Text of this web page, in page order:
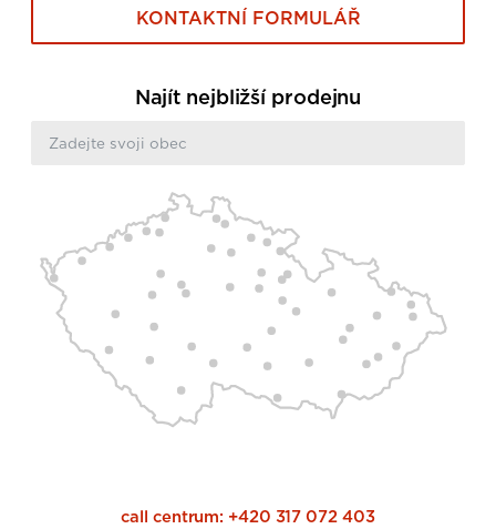
KONTAKTNÍ FORMULÁŘ
Najít nejbližší prodejnu
call centrum: +420 317 072 403